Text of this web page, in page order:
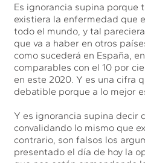
Es ignorancia supina porque
existiera la enfermedad que
todo el mundo, y tal
que va a haber en otros
como sucederá en España,
comparables con el 10 por
en este 2020. Y es una cifra
debatible porque a lo mejor
Y es ignorancia supina decir
convalidando lo mismo que
contrario, son falsos los
presentado el día de hoy la